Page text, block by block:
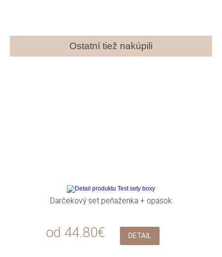
Ostatní tiež nakúpili
Darčekový set peňaženka + opasok
od 44.80€ DETAIL